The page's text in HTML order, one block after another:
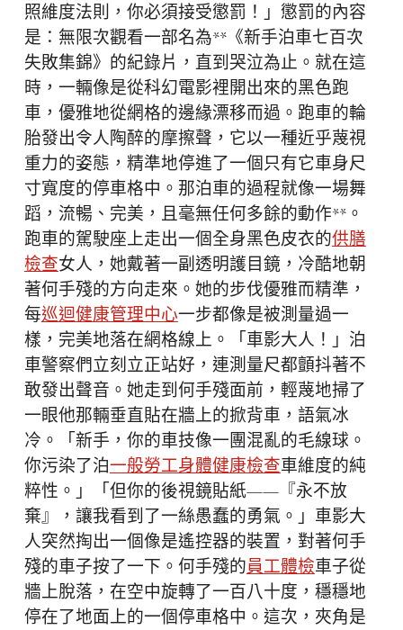
照維度法則，你必須接受懲罰！」懲罰的內容
是：無限次觀看一部名為**《新手泊車七百次
失敗集錦》的紀錄片，直到哭泣為止。就在這
時，一輛像是從科幻電影裡開出來的黑色跑
車，優雅地從網格的邊緣漂移而過。跑車的輪
胎發出令人陶醉的摩擦聲，它以一種近乎蔑視
重力的姿態，精準地停進了一個只有它車身尺
寸寬度的停車格中。那泊車的過程就像一場舞
蹈，流暢、完美，且毫無任何多餘的動作**。
跑車的駕駛座上走出一個全身黑色皮衣的供膳
檢查女人，她戴著一副透明護目鏡，冷酷地朝
著何手殘的方向走來。她的步伐優雅而精準，
每巡迴健康管理中心一步都像是被測量過一
樣，完美地落在網格線上。「車影大人！」泊
車警察們立刻立正站好，連測量尺都顫抖著不
敢發出聲音。她走到何手殘面前，輕蔑地掃了
一眼他那輛垂直貼在牆上的掀背車，語氣冰
冷。「新手，你的車技像一團混亂的毛線球。
你污染了泊一般勞工身體健康檢查車維度的純
粹性。」「但你的後視鏡貼紙——『永不放
棄』，讓我看到了一絲愚蠢的勇氣。」車影大
人突然掏出一個像是遙控器的裝置，對著何手
殘的車子按了一下。何手殘的員工體檢車子從
牆上脫落，在空中旋轉了一百八十度，穩穩地
停在了地面上的一個停車格中。這次，夾角是